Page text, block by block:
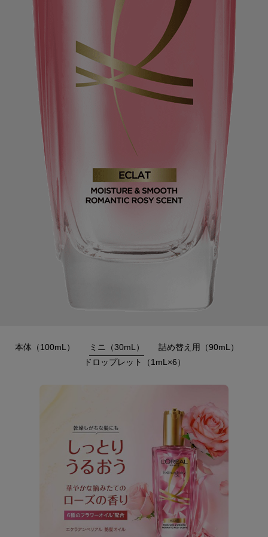
本体（100mL） ミニ（30mL）
詰め替え用（90mL）
ドロップレット（1mL×6）